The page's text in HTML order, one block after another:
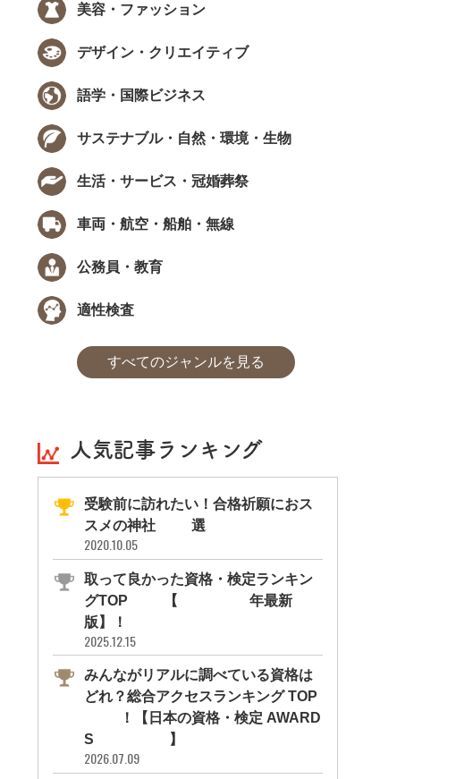
データで見る資格・検定
者405人に聞いた、資格...
美容・ファッション
デザイン・クリエイティブ
語学・国際ビジネス
サステナブル・自然・環境・生物
生活・サービス・冠婚葬祭
車両・航空・船舶・無線
公務員・教育
適性検査
すべてのジャンルを見る
人気記事ランキング
受験前に訪れたい！合格祈願におス
スメの神社11選
2020.10.05
取って良かった資格・検定ランキン
グTOP10【2026年最新
版】！
2025.12.15
みんながリアルに調べている資格は
どれ？総合アクセスランキング TOP
10！【日本の資格・検定 AWARD
S 2026】
2026.07.09